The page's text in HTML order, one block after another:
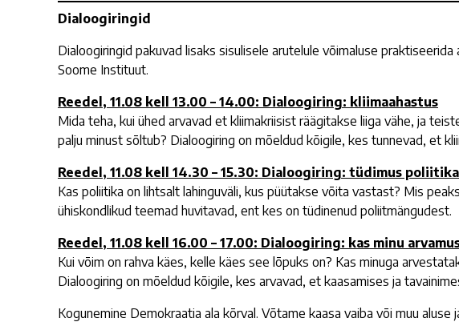
Dialoogiringid
Dialoogiringid pakuvad lisaks sisulisele arutelule võimaluse
Soome Instituut.
Reedel, 11.08 kell 13.00 – 14.00: Dialoogiring: kliimaahastus
Mida teha, kui ühed arvavad et kliimakriisist räägitakse liiga vähe, ja
palju minust sõltub? Dialoogiring on mõeldud kõigile, kes tunnevad, et
Reedel, 11.08 kell 14.30 – 15.30: Dialoogiring: tüdimus
Kas poliitika on lihtsalt lahinguväli, kus püütakse võita vastast? Mis
ühiskondlikud teemad huvitavad, ent kes on tüdinenud poliitmängudest.
Reedel, 11.08 kell 16.00 – 17.00: Dialoogiring: kas minu
Kui võim on rahva käes, kelle käes see lõpuks on? Kas minuga
Dialoogiring on mõeldud kõigile, kes arvavad, et kaasamises ja
Kogunemine Demokraatia ala kõrval. Võtame kaasa vaiba või muu